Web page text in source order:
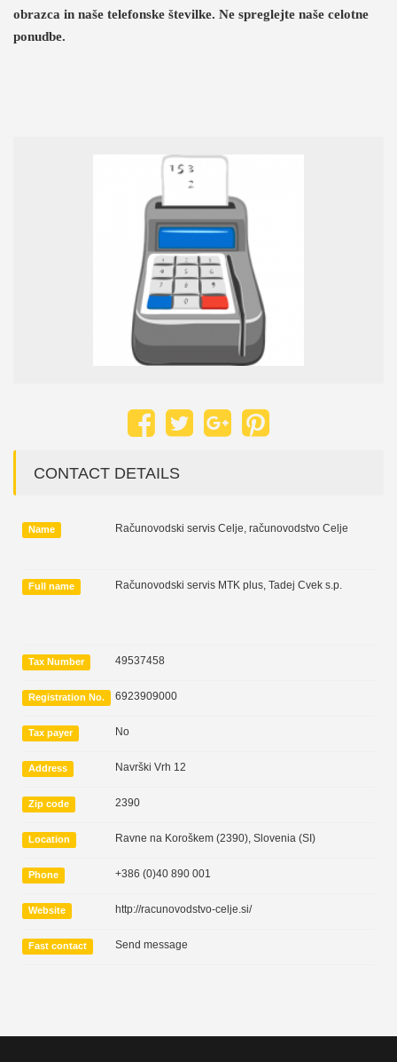
obrazca in naše telefonske številke. Ne spreglejte naše celotne
ponudbe.
CONTACT DETAILS
Name Računovodski servis Celje, računovodstvo Celje
Full name Računovodski servis MTK plus, Tadej Cvek s.p.
Tax Number 49537458
Registration No. 6923909000
Tax payer No
Address Navrški Vrh 12
Zip code 2390
Location Ravne na Koroškem (2390), Slovenia (SI)
Phone +386 (0)40 890 001
Website http://racunovodstvo-celje.si/
Fast contact Send message